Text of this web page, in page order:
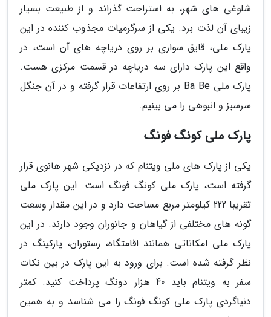
شلوغی های شهر، به استراحت گذراند و از طبیعت بسیار
زیبای آن لذت برد. یکی از سرگرمیات مجذوب کننده در این
پارک ملی، قایق سواری بر روی دریاچه های آن است، در
واقع این پارک دارای سه دریاچه در قسمت مرکزی هست.
پارک ملی Ba Be بر روی ارتفاعات قرار گرفته و در آن جنگل
سرسبز و انبوهی را می بینیم.
پارک ملی کونگ فونگ
یکی از پارک های ملی ویتنام که در نزدیکی شهر هانوی قرار
گرفته است، پارک ملی کونگ فونگ است. این پارک ملی
تقریبا 222 کیلومتر مربع مساحت دارد و در این مقدار وسعت
گونه های مختلفی از گیاهان و جانوران وجود دارند. در این
پارک ملی امکاناتی همانند اقامتگاه، رستوران، پارکینگ در
نظر گرفته شده است. برای ورود به این پارک در بین نکات
سفر به ویتنام باید 40 هزار دونگ پرداخت کنید. کمتر
دنیاگردی پارک ملی کونگ فونگ را می شناسد و به همین